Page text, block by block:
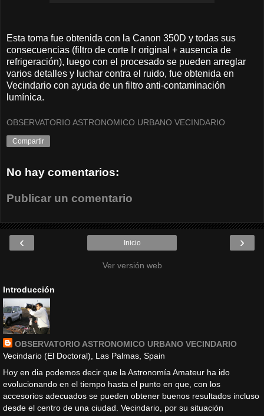
Esta toma fue obtenida con la Canon 350D y todas sus
consecuencias (filtro de corte Ir original + ausencia de
refrigeración), luego con el procesado se pueden arreglar
varios detalles y luchar contra el ruido, fue obtenida en
Vecindario con ayuda de un filtro anti-contaminación
lumínica.
OBSERVATORIO ASTRONOMICO URBANO VECINDARIO
Compartir
No hay comentarios:
Publicar un comentario
‹ ›
Inicio
Ver versión web
Introducción
OBSERVATORIO ASTRONOMICO URBANO VECINDARIO
Vecindario (El Doctoral), Las Palmas, Spain
Hoy en dia podemos decir que la Astronomía Amateur ha ido
evolucionando en el tiempo hasta el punto en que, con los
accesorios adecuados se pueden obtener buenos resultados incluso
desde el centro de una ciudad. Vecindario, por su situación